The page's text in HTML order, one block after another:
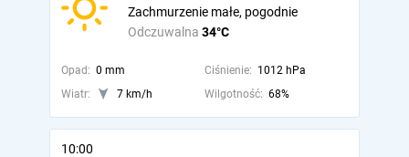
Odczuwalna 34°C
Zachmurzenie małe, pogodnie
Opad: 0 mm Ciśnienie: 1012 hPa
Wiatr:
7 km/h Wilgotność: 68%
10:00